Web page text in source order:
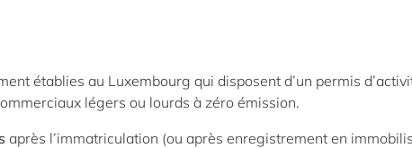
établies au Luxembourg qui disposent d’un permis
légers ou lourds à zéro émission.
après l’immatriculation (ou après enregistrement en